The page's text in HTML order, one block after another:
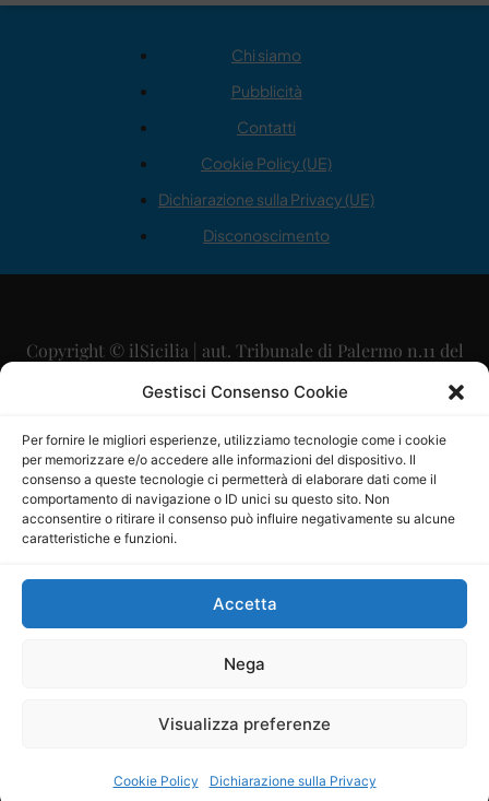
Gestisci Consenso Cookie
Per fornire le migliori esperienze, utilizziamo tecnologie come i cookie
per memorizzare e/o accedere alle informazioni del dispositivo. Il
consenso a queste tecnologie ci permetterà di elaborare dati come il
comportamento di navigazione o ID unici su questo sito. Non
acconsentire o ritirare il consenso può influire negativamente su alcune
caratteristiche e funzioni.
Accetta
Nega
Visualizza preferenze
Cookie Policy Dichiarazione sulla Privacy
Chi siamo
Pubblicità
Contatti
Cookie Policy (UE)
Dichiarazione sulla Privacy (UE)
Disconoscimento
Copyright © ilSicilia | aut. Tribunale di Palermo n.11 del
29/09/2015
Direttore Editoriale: Maurizio Scaglione
Direttore Responsabile: Maria Calabrese
P.IVA: 06334930820
Mercurio Comunicazione Società Cooperativa a r.l. è
iscritta al Registro degli Operatori di Comunicazione al
Sito gestito daLa Digitale srl–info@ladigitale.it